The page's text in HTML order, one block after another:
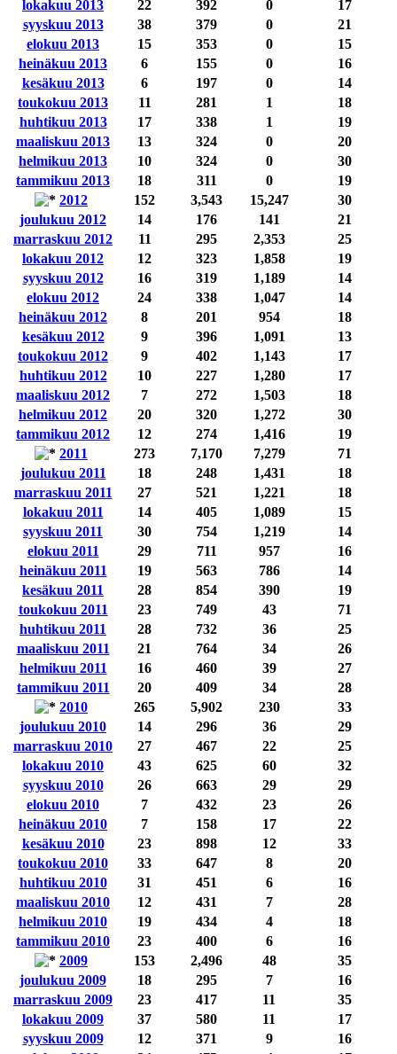
lokakuu 2013
22 392 0
17
syyskuu 2013
38 379 0
21
elokuu 2013
15 353 0
15
heinäkuu 2013
6 155 0
16
kesäkuu 2013
6 197 0
14
toukokuu 2013
11 281 1
18
huhtikuu 2013
17 338 1
19
maaliskuu 2013
13 324 0
20
helmikuu 2013
10 324 0
30
tammikuu 2013
18 311 0
19
2012
152 3,543 15,247
30
joulukuu 2012
14 176 141
21
marraskuu 2012
11 295 2,353
25
lokakuu 2012
12 323 1,858
19
syyskuu 2012
16 319 1,189
14
elokuu 2012
24 338 1,047
14
heinäkuu 2012
8 201 954
18
kesäkuu 2012
9 396 1,091
13
toukokuu 2012
9 402 1,143
17
huhtikuu 2012
10 227 1,280
17
maaliskuu 2012
7 272 1,503
18
helmikuu 2012
20 320 1,272
30
tammikuu 2012
12 274 1,416
19
2011
273 7,170 7,279
71
joulukuu 2011
18 248 1,431
18
marraskuu 2011
27 521 1,221
18
lokakuu 2011
14 405 1,089
15
syyskuu 2011
30 754 1,219
14
elokuu 2011
29 711 957
16
heinäkuu 2011
19 563 786
14
kesäkuu 2011
28 854 390
19
toukokuu 2011
23 749 43
71
huhtikuu 2011
28 732 36
25
maaliskuu 2011
21 764 34
26
helmikuu 2011
16 460 39
27
tammikuu 2011
20 409 34
28
2010
265 5,902 230
33
joulukuu 2010
14 296 36
29
marraskuu 2010
27 467 22
25
lokakuu 2010
43 625 60
32
syyskuu 2010
26 663 29
29
elokuu 2010
7 432 23
26
heinäkuu 2010
7 158 17
22
kesäkuu 2010
23 898 12
33
toukokuu 2010
33 647 8
20
huhtikuu 2010
31 451 6
16
maaliskuu 2010
12 431 7
28
helmikuu 2010
19 434 4
18
tammikuu 2010
23 400 6
16
2009
153 2,496 48
35
joulukuu 2009
18 295 7
16
marraskuu 2009
23 417 11
35
lokakuu 2009
37 580 11
17
syyskuu 2009
12 371 9
16